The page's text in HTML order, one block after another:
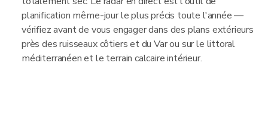
planification même-jour le plus précis toute l'année —
vérifiez avant de vous engager dans des plans extérieurs
près des ruisseaux côtiers et du Var ou sur le littoral
méditerranéen et le terrain calcaire intérieur.